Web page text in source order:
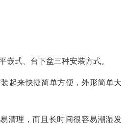
嵌式、台下盆三种安装方式。
起来快捷简单方便，外形简单大
清理，而且长时间很容易潮湿发